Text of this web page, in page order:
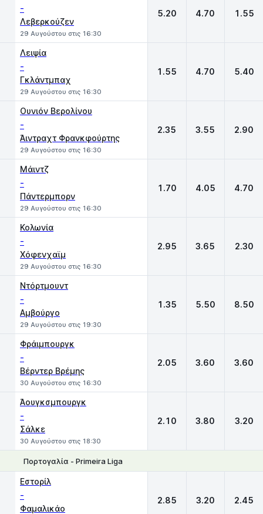
-
Λεβερκούζεν
29 Αυγούστου στις 16:30
5.20 4.70 1.55
Λειψία
-
Γκλάντμπαχ
29 Αυγούστου στις 16:30
1.55 4.70 5.40
Ουνιόν Βερολίνου
-
Άιντραχτ Φρανκφούρτης
29 Αυγούστου στις 16:30
2.35 3.55 2.90
Μάιντζ
-
Πάντερμπορν
29 Αυγούστου στις 16:30
1.70 4.05 4.70
Κολωνία
-
Χόφενχαϊμ
29 Αυγούστου στις 16:30
2.95 3.65 2.30
Ντόρτμουντ
-
Αμβούργο
29 Αυγούστου στις 19:30
1.35 5.50 8.50
Φράιμπουργκ
-
Βέρντερ Βρέμης
30 Αυγούστου στις 16:30
2.05 3.60 3.60
Άουγκσμπουργκ
-
Σάλκε
30 Αυγούστου στις 18:30
2.10 3.80 3.20
Πορτογαλία - Primeira Liga
Εστορίλ
-
Φαμαλικάο
2.85 3.20 2.45